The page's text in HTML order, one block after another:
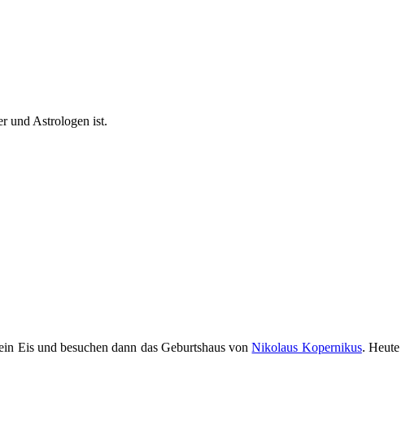
und Astrologen ist.
Eis und besuchen dann das Geburtshaus vonNikolaus Kopernikus. Heute